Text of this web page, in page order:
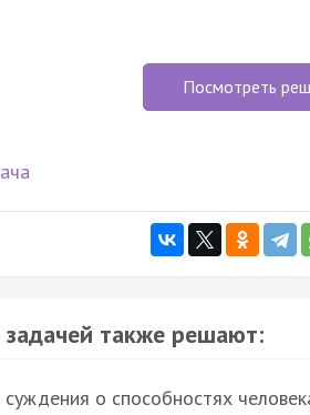
Посмотреть
задачей также решают:
о способностях